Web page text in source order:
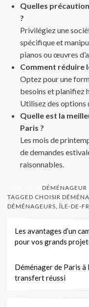
Quelles
?
Privilégiez une
spécifique et
pianos ou œuvres
Comment réduire
Optez pour une
besoins et planifiez
Utilisez des options
Quelle est la
Paris ?
Les mois de
de demandes
raisonnables.
DÉMÉNAGEUR
TAGGED CHOISIR
DÉMÉNAGEURS,ÎLE-DE-
Navigation
de
l’article
Les avantages d’un
pour vos grands
Déménager de Paris
transfert réussi